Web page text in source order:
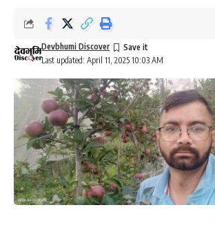
Last updated: April 11, 2025 10:03 AM
Devbhumi Discover